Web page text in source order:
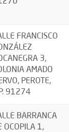
FRANCISCO
3,
AMADO
PEROTE,
91274
BARRANCA
OCOPILA 1,